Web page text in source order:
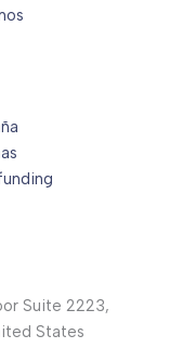
Suite 2223,
States